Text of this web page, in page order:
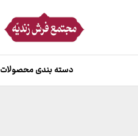
دسته بندی محصولات